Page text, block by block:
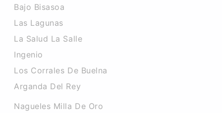
Bajo Bisasoa
Las Lagunas
La Salud La Salle
Ingenio
Los Corrales De Buelna
Arganda Del Rey
Nagueles Milla De Oro